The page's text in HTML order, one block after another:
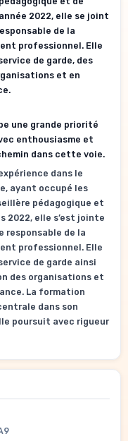
2022, elle se joint
de la
professionnel. Elle
de garde, des
et en
une grande priorité
enthousiasme et
dans cette voie.
dans le
ayant occupé les
pédagogique et
2022, elle s’est jointe
responsable de la
professionnel. Elle
de garde ainsi
des organisations et
La formation
dans son
poursuit avec rigueur